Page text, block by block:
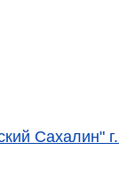
Сахалин"